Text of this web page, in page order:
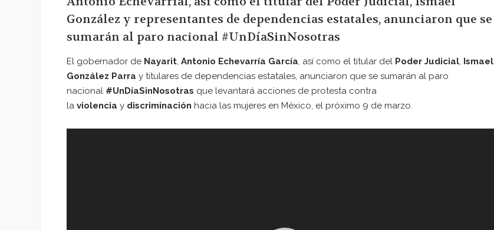
González y representantes de dependencias estatales, anunciaron que se
sumarán al paro nacional #UnDíaSinNosotras
El gobernador de Nayarit, Antonio Echevarría García, así como el titular del Poder Judicial, Ismael
González Parra y titulares de dependencias estatales, anunciaron que se sumarán al paro
nacional #UnDíaSinNosotras que levantará acciones de protesta contra
la violencia y discriminación hacia las mujeres en México, el próximo 9 de marzo.